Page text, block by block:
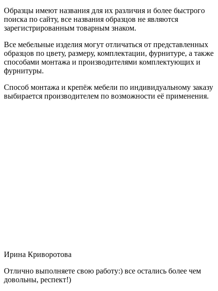
Образцы имеют названия для их различия и более быстрого
поиска по сайту, все названия образцов не являются
зарегистрированным товарным знаком.
Все мебельные изделия могут отличаться от представленных
образцов по цвету, размеру, комплектации, фурнитуре, а также
способами монтажа и производителями комплектующих и
фурнитуры.
Способ монтажа и крепёж мебели по индивидуальному заказу
выбирается производителем по возможности её применения.
Ирина Криворотова
Отлично выполняете свою работу:) все остались более чем
довольны, респект!)